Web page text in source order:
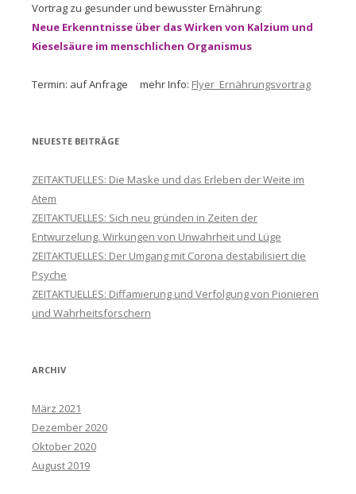
Vortrag zu gesunder und bewusster Ernährung:
Neue Erkenntnisse über das Wirken von Kalzium und
Kieselsäure im menschlichen Organismus
Termin: auf Anfrage mehr Info: Flyer_Ernährungsvortrag
NEUESTE BEITRÄGE
ZEITAKTUELLES: Die Maske und das Erleben der Weite im
Atem
ZEITAKTUELLES: Sich neu gründen in Zeiten der
Entwurzelung. Wirkungen von Unwahrheit und Lüge
ZEITAKTUELLES: Der Umgang mit Corona destabilisiert die
Psyche
ZEITAKTUELLES: Diffamierung und Verfolgung von Pionieren
und Wahrheitsforschern
ARCHIV
März 2021
Dezember 2020
Oktober 2020
August 2019